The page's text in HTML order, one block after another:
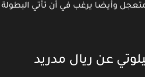
متعجل وأيضا يرغب في أن تأتي
عن ريال مدريد